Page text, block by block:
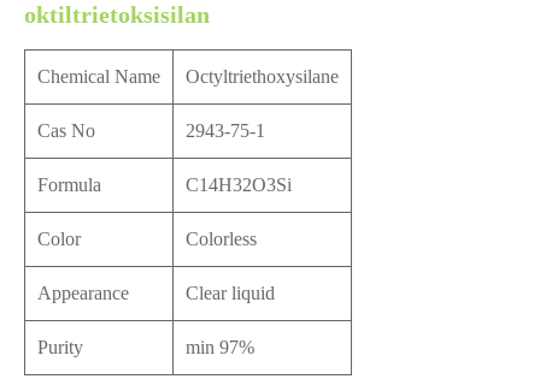
oktiltrietoksisilan
Chemical Name Octyltriethoxysilane
Cas No 2943-75-1
Formula C14H32O3Si
Color Colorless
Appearance Clear liquid
Purity min 97%